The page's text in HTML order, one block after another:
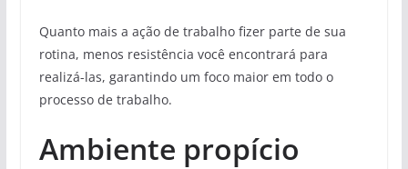
Quanto mais a ação de trabalho fizer parte de sua
rotina, menos resistência você encontrará para
realizá-las, garantindo um foco maior em todo o
processo de trabalho.
Ambiente propício